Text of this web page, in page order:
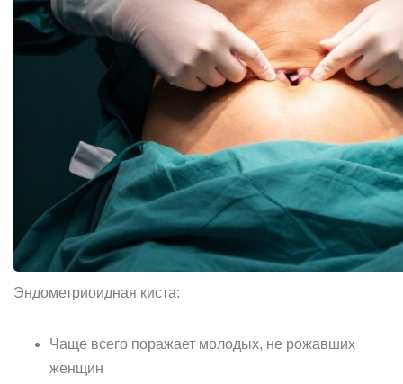
Эндометриоидная киста:
Чаще всего поражает молодых, не рожавших
женщин